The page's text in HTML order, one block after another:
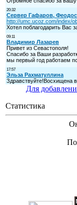
Для
Статистика